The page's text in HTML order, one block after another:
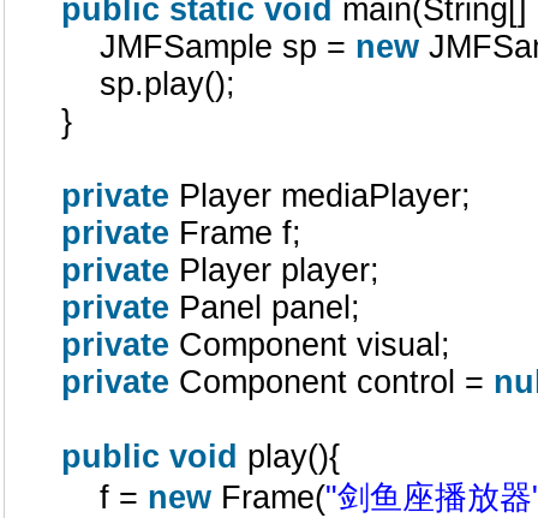
public static void
JMFSample sp = new
sp.play();
}
private Player mediaPlayer;
private Frame f;
private Player player;
private Panel panel;
private Component visual;
private Component control =
public void play(){
f = new Frame("剑鱼座播放